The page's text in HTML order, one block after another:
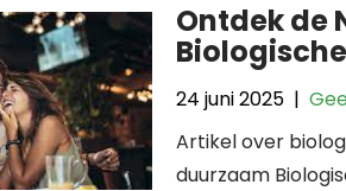
Ontdek de
24 juni 2025 |
Artikel over
duurzaam